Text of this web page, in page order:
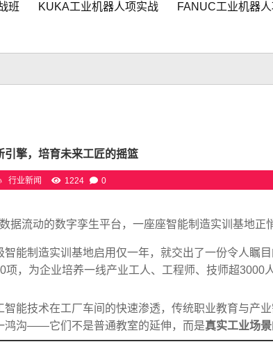
班
KUKA工业机器人项实战 FANUC工业机器
擎，培育未来工匠的摇篮
行业新闻 1224 0
据流动的数字孪生平台，一座座智能制造实训基地正
能制造实训基地启用仅一年，就交出了一份令人瞩
项，为企业培养一线产业工人、工程师、技师超3000
智能技术在工厂车间的快速渗透，传统职业教育与产
鸿沟——它们不是普通教室的延伸，而是真实工业场